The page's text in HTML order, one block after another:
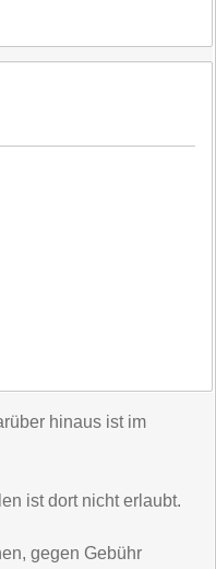
hinaus ist im
ist dort nicht erlaubt.
gegen Gebühr